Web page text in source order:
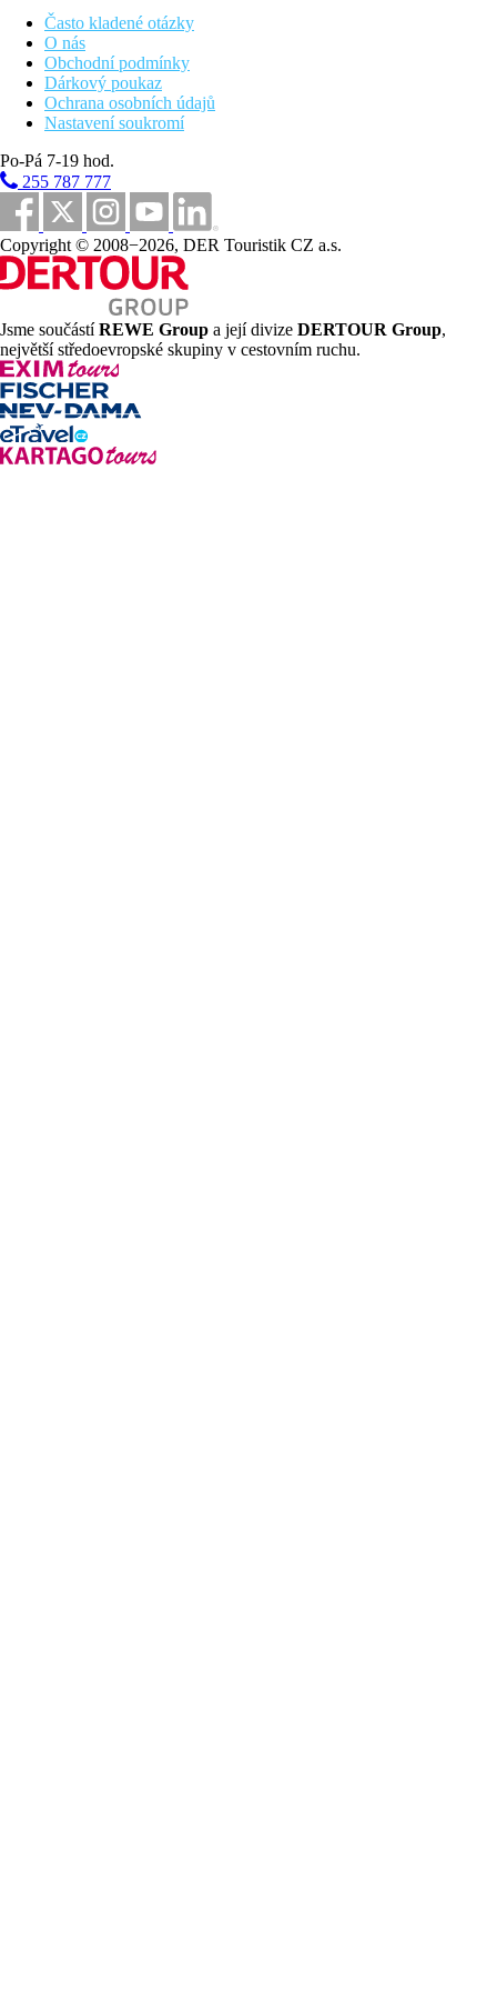
0 m
Vzdálenost k pláži
400 m
Centrum města
Pláž
Plážová dovolená
Fotogalerie
Často kladené otázky
O nás
Obchodní podmínky
Dárkový poukaz
Ochrana osobních údajů
Nastavení soukromí
Po-Pá 7-19 hod.
255 787 777
Copyright © 2008−2026, DER Touristik CZ a.s.
Jsme součástíREWE Group a její divize DERTOUR Group,
největší středoevropské skupiny v cestovním ruchu.